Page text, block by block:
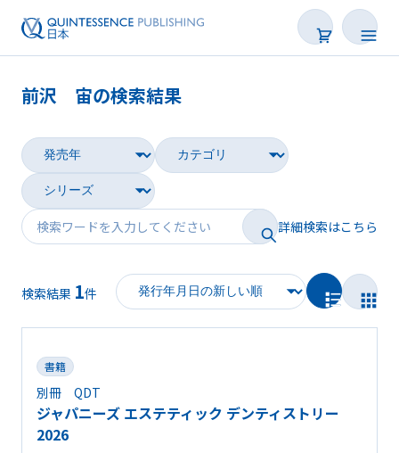
雑誌
映像
電子BOOK
著者一覧
前沢 宙の検索結果
詳細検索はこちら
検索結果 1件
書籍
別冊 QDT
ジャパニーズ エステティック デンティストリー
2026